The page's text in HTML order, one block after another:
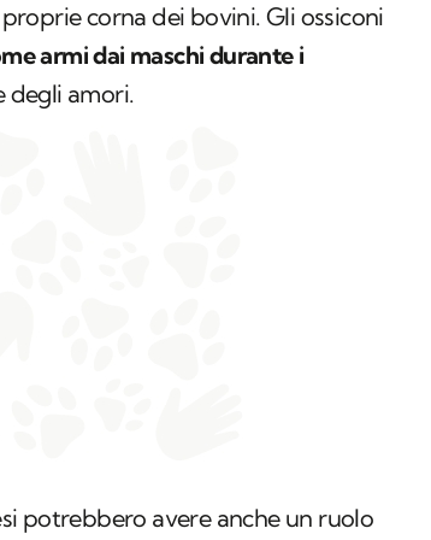
corna dei bovini. Gli ossiconi
armi dai maschi durante i
degli amori.
potrebbero avere anche un ruolo